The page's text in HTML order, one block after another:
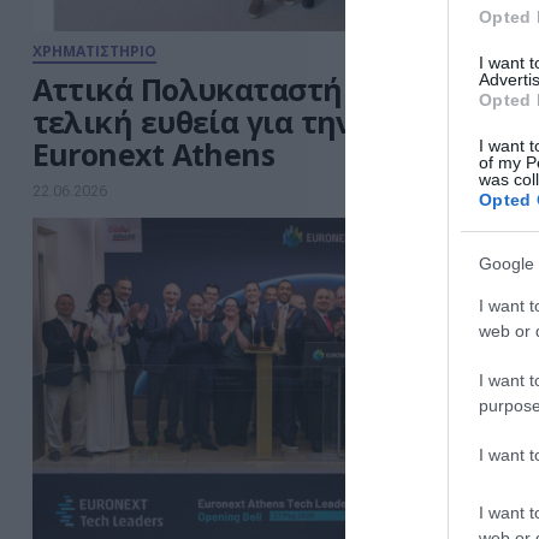
Opted
I want
Opted
I want
of my
was
Opted
Google
I want
web or
I want
I want
I want
ΧΡΗΜΑΤΙΣΤΗΡΙΟ
Αττικά Πολυκαταστήματα: Στην
τελική ευθεία για την εισαγωγή
Euronext Athens
22.06.2026